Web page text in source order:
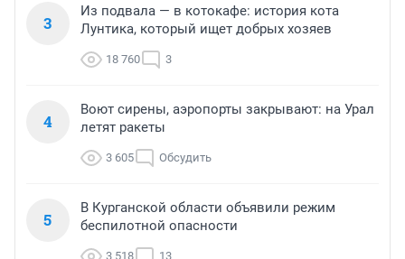
3
Из подвала — в котокафе: история кота
Лунтика, который ищет добрых хозяев
18 760 3
4
Воют сирены, аэропорты закрывают: на Урал
летят ракеты
3 605 Обсудить
5
В Курганской области объявили режим
беспилотной опасности
3 518 13